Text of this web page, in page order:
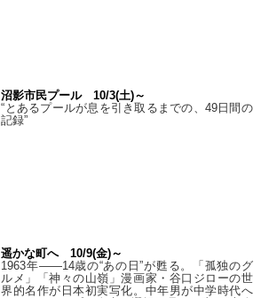
沼影市民プール 10/3(土)～
“とあるプールが息を引き取るまでの、49日間の
記録”
遥かな町へ 10/9(金)～
1963年――14歳の“あの日”が甦る。「孤独のグ
ルメ」「神々の山嶺」漫画家・谷口ジローの世
界的名作が日本初実写化。中年男が中学時代へ